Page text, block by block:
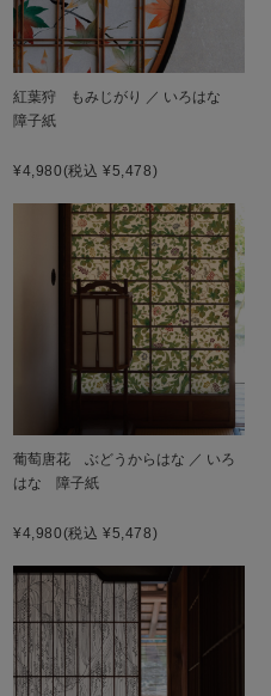
紅葉狩 もみじがり ／ いろはな
障子紙
¥4,980(税込 ¥5,478)
葡萄唐花 ぶどうからはな ／ いろ
はな 障子紙
¥4,980(税込 ¥5,478)